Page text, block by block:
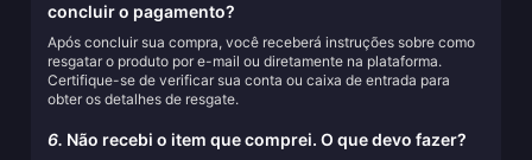
concluir o pagamento?
Após concluir sua compra, você receberá instruções sobre como
resgatar o produto por e-mail ou diretamente na plataforma.
Certifique-se de verificar sua conta ou caixa de entrada para
obter os detalhes de resgate.
6. Não recebi o item que comprei. O que devo fazer?